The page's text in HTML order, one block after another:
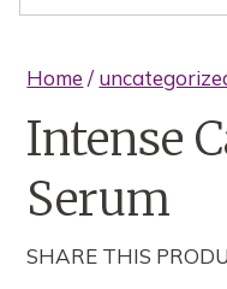
Home /
Intense
Serum
SHARE THIS